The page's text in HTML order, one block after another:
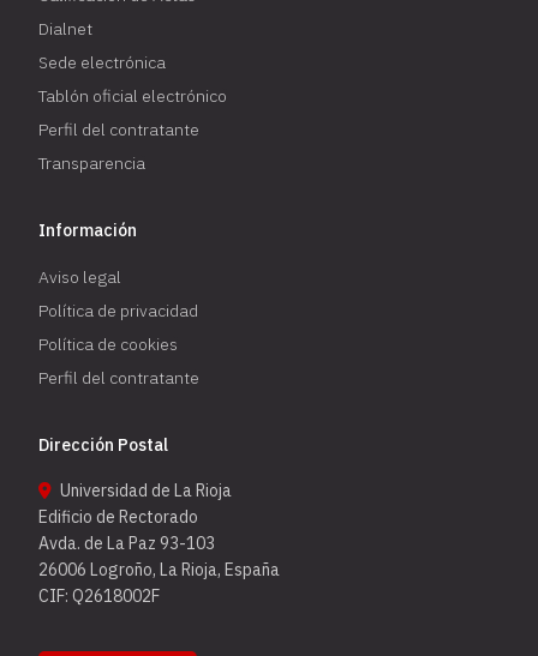
Dialnet
Sede electrónica
Tablón oficial electrónico
Perfil del contratante
Transparencia
Información
Aviso legal
Política de privacidad
Política de cookies
Perfil del contratante
Dirección Postal
Universidad de La Rioja
Edificio de Rectorado
Avda. de La Paz 93-103
26006 Logroño, La Rioja, España
CIF: Q2618002F